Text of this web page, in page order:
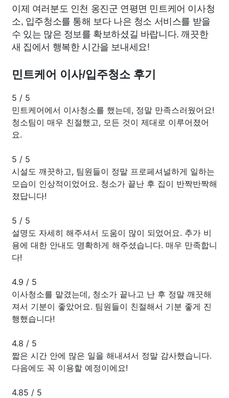
이제 여러분도 인천 옹진군 연평면 민트케어 이사청
소, 입주청소를 통해 보다 나은 청소 서비스를 받을
수 있는 많은 정보를 확보하셨길 바랍니다. 깨끗한
새 집에서 행복한 시간을 보내세요!
민트케어 이사/입주청소 후기
5 / 5
민트케어에서 이사청소를 했는데, 정말 만족스러웠어요!
청소팀이 매우 친절했고, 모든 것이 제대로 이루어졌어
요.
5 / 5
시설도 깨끗하고, 팀원들이 정말 프로페셔널하게 일하는
모습이 인상적이었어요. 청소가 끝난 후 집이 반짝반짝해
졌답니다!
5 / 5
설명도 자세히 해주셔서 도움이 많이 되었어요. 추가 비
용에 대한 안내도 명확하게 해주셨습니다. 매우 만족합니
다!
4.9 / 5
이사청소를 맡겼는데, 청소가 끝나고 난 후 정말 깨끗해
져서 기분이 좋았어요. 팀원들이 친절해서 기분 좋게 진
행했습니다!
4.8 / 5
짧은 시간 안에 많은 일을 해내셔서 정말 감사했습니다.
다음에도 꼭 이용할 예정이에요!
4.85 / 5